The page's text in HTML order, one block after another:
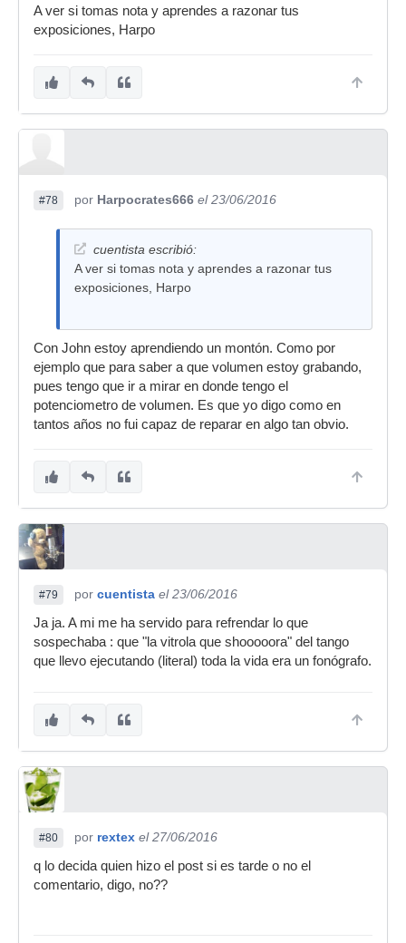
perfecto por unos dibujos animados de esos del
año del cataplúm, en youtube se pueden ver
vez. A los djs a esos sí nunca les he visto usar
A ver si tomas nota y aprendes a razonar tus
exposiciones, Harpo
#78 por Harpocrates666 el 23/06/2016
cuentista escribió:
A ver si tomas nota y aprendes a razonar tus
exposiciones, Harpo
Con John estoy aprendiendo un montón. Como por
ejemplo que para saber a que volumen estoy grabando,
pues tengo que ir a mirar en donde tengo el
potenciometro de volumen. Es que yo digo como en
tantos años no fui capaz de reparar en algo tan obvio.
#79 por cuentista el 23/06/2016
Ja ja. A mi me ha servido para refrendar lo que
sospechaba : que "la vitrola que shooooora" del tango
que llevo ejecutando (literal) toda la vida era un fonógrafo.
#80 por rextex el 27/06/2016
q lo decida quien hizo el post si es tarde o no el
comentario, digo, no??